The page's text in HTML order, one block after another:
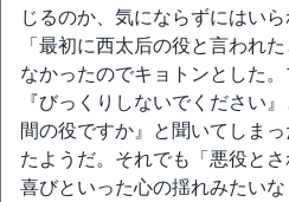
じるのか、気にならずにはい
「最初に西太后の役と言われ
なかったのでキョトンとした
『びっくりしないでください
間の役ですか』と聞いてしま
たようだ。それでも「悪役と
喜びといった心の揺れみたいな